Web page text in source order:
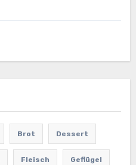
Brot Dessert
Fleisch Geflügel